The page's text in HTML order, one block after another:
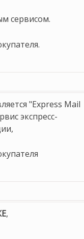
сервисом.
"Express Mail
экспресс-
,